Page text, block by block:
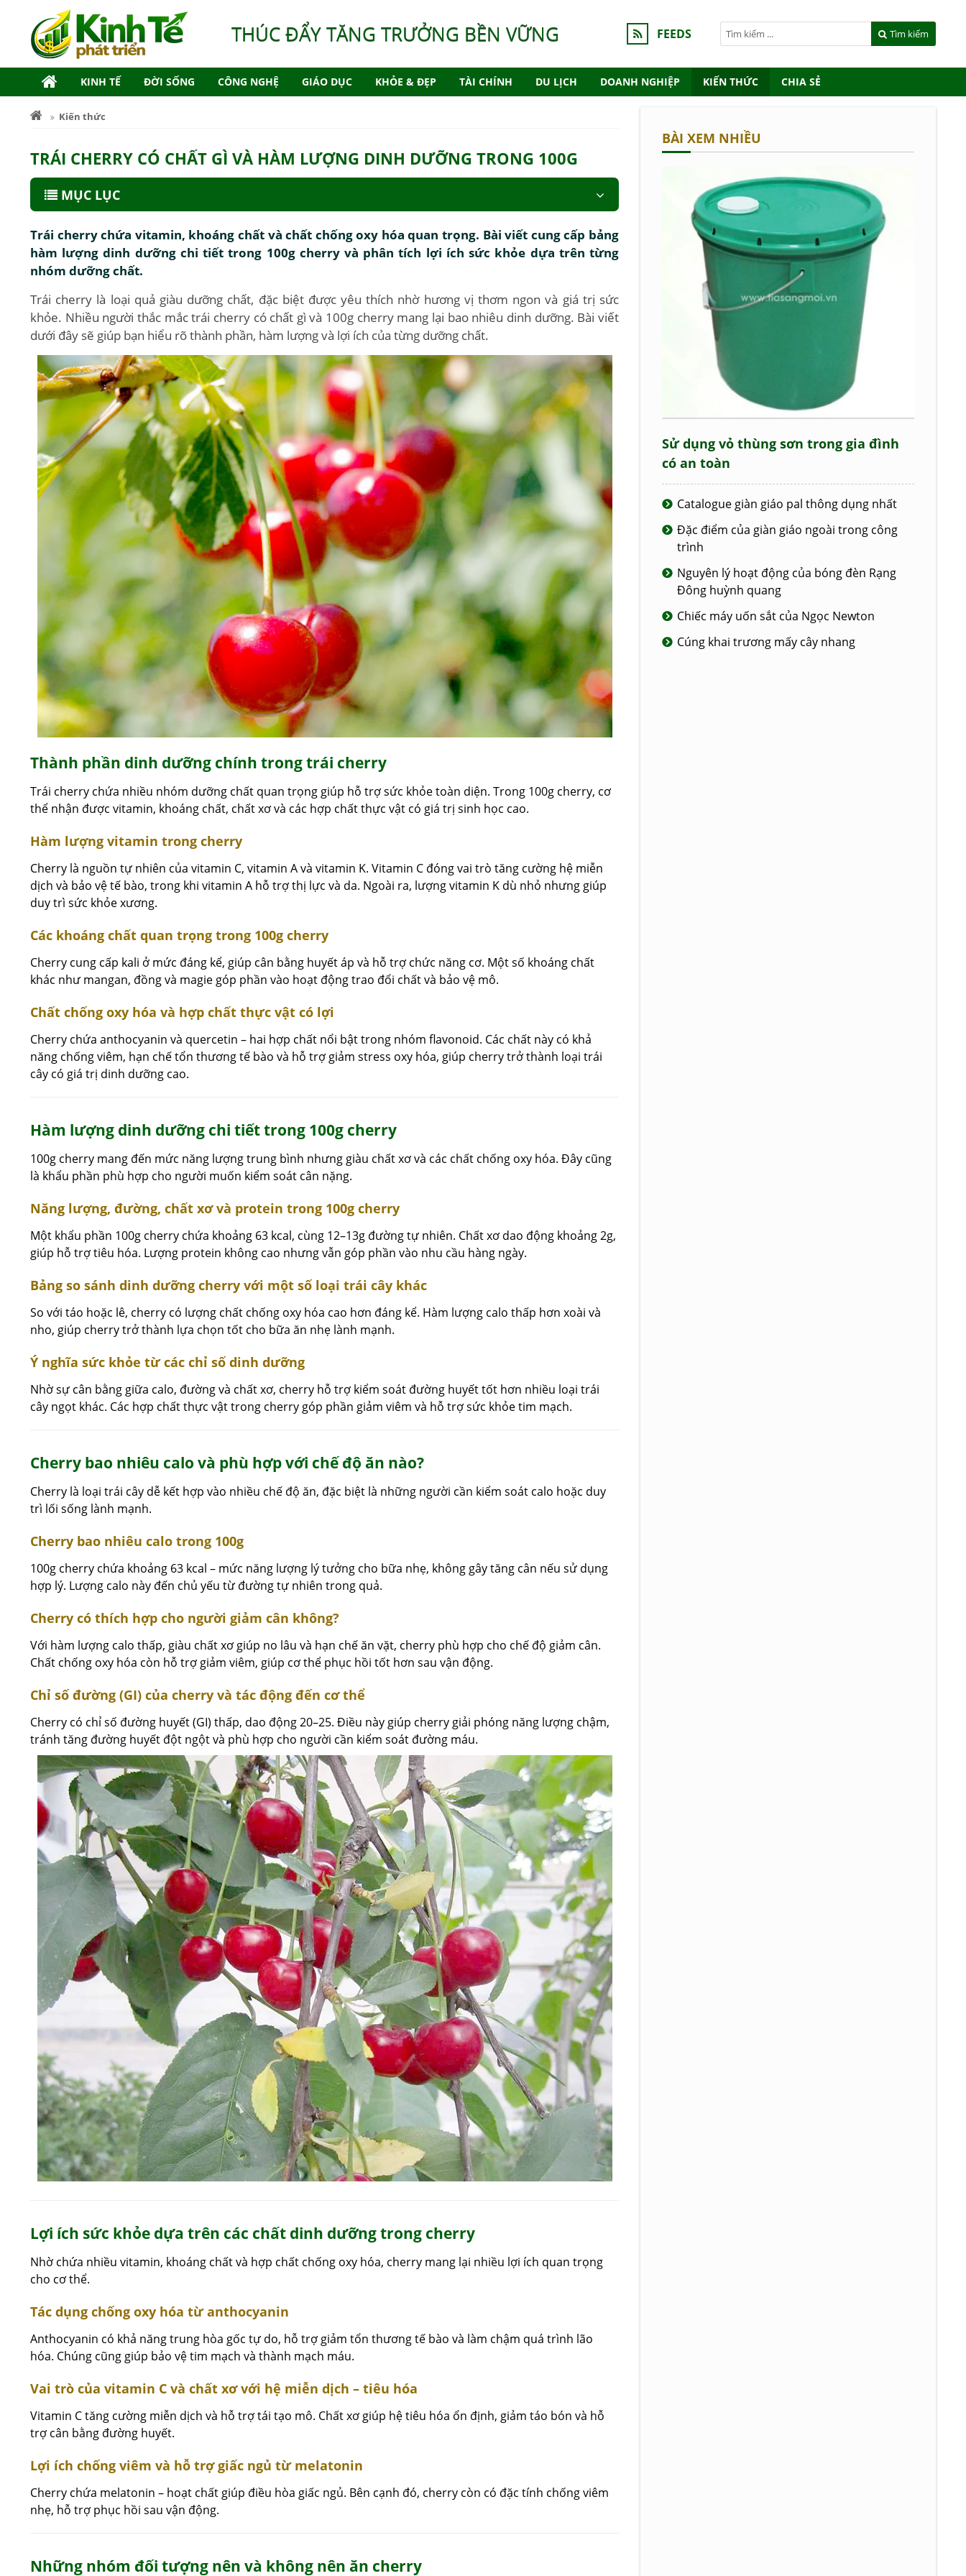
THÚC ĐẨY TĂNG TRƯỞNG BỀN VỮNG FEEDS Tìm kiếm
KINH TẾ ĐỜI SỐNG CÔNG NGHỆ GIÁO DỤC KHỎE & ĐẸP TÀI CHÍNH DU LỊCH DOANH NGHIỆP KIẾN THỨC CHIA SẺ
Kiến thức
TRÁI CHERRY CÓ CHẤT GÌ VÀ HÀM LƯỢNG DINH DƯỠNG TRONG 100G
MỤC LỤC
Trái cherry chứa vitamin, khoáng chất và chất chống oxy hóa quan trọng. Bài viết cung cấp bảng
hàm lượng dinh dưỡng chi tiết trong 100g cherry và phân tích lợi ích sức khỏe dựa trên từng
nhóm dưỡng chất.
Trái cherry là loại quả giàu dưỡng chất, đặc biệt được yêu thích nhờ hương vị thơm ngon và giá trị sức
khỏe. Nhiều người thắc mắc trái cherry có chất gì và 100g cherry mang lại bao nhiêu dinh dưỡng. Bài viết
dưới đây sẽ giúp bạn hiểu rõ thành phần, hàm lượng và lợi ích của từng dưỡng chất.
Thành phần dinh dưỡng chính trong trái cherry
Trái cherry chứa nhiều nhóm dưỡng chất quan trọng giúp hỗ trợ sức khỏe toàn diện. Trong 100g cherry, cơ
thể nhận được vitamin, khoáng chất, chất xơ và các hợp chất thực vật có giá trị sinh học cao.
Hàm lượng vitamin trong cherry
Cherry là nguồn tự nhiên của vitamin C, vitamin A và vitamin K. Vitamin C đóng vai trò tăng cường hệ miễn
dịch và bảo vệ tế bào, trong khi vitamin A hỗ trợ thị lực và da. Ngoài ra, lượng vitamin K dù nhỏ nhưng giúp
duy trì sức khỏe xương.
Các khoáng chất quan trọng trong 100g cherry
Cherry cung cấp kali ở mức đáng kể, giúp cân bằng huyết áp và hỗ trợ chức năng cơ. Một số khoáng chất
khác như mangan, đồng và magie góp phần vào hoạt động trao đổi chất và bảo vệ mô.
Chất chống oxy hóa và hợp chất thực vật có lợi
Cherry chứa anthocyanin và quercetin – hai hợp chất nổi bật trong nhóm flavonoid. Các chất này có khả
năng chống viêm, hạn chế tổn thương tế bào và hỗ trợ giảm stress oxy hóa, giúp cherry trở thành loại trái
cây có giá trị dinh dưỡng cao.
Hàm lượng dinh dưỡng chi tiết trong 100g cherry
100g cherry mang đến mức năng lượng trung bình nhưng giàu chất xơ và các chất chống oxy hóa. Đây cũng
là khẩu phần phù hợp cho người muốn kiểm soát cân nặng.
Năng lượng, đường, chất xơ và protein trong 100g cherry
Một khẩu phần 100g cherry chứa khoảng 63 kcal, cùng 12–13g đường tự nhiên. Chất xơ dao động khoảng 2g,
giúp hỗ trợ tiêu hóa. Lượng protein không cao nhưng vẫn góp phần vào nhu cầu hàng ngày.
Bảng so sánh dinh dưỡng cherry với một số loại trái cây khác
So với táo hoặc lê, cherry có lượng chất chống oxy hóa cao hơn đáng kể. Hàm lượng calo thấp hơn xoài và
nho, giúp cherry trở thành lựa chọn tốt cho bữa ăn nhẹ lành mạnh.
Ý nghĩa sức khỏe từ các chỉ số dinh dưỡng
Nhờ sự cân bằng giữa calo, đường và chất xơ, cherry hỗ trợ kiểm soát đường huyết tốt hơn nhiều loại trái
cây ngọt khác. Các hợp chất thực vật trong cherry góp phần giảm viêm và hỗ trợ sức khỏe tim mạch.
Cherry bao nhiêu calo và phù hợp với chế độ ăn nào?
Cherry là loại trái cây dễ kết hợp vào nhiều chế độ ăn, đặc biệt là những người cần kiểm soát calo hoặc duy
trì lối sống lành mạnh.
Cherry bao nhiêu calo trong 100g
100g cherry chứa khoảng 63 kcal – mức năng lượng lý tưởng cho bữa nhẹ, không gây tăng cân nếu sử dụng
hợp lý. Lượng calo này đến chủ yếu từ đường tự nhiên trong quả.
Cherry có thích hợp cho người giảm cân không?
Với hàm lượng calo thấp, giàu chất xơ giúp no lâu và hạn chế ăn vặt, cherry phù hợp cho chế độ giảm cân.
Chất chống oxy hóa còn hỗ trợ giảm viêm, giúp cơ thể phục hồi tốt hơn sau vận động.
Chỉ số đường (GI) của cherry và tác động đến cơ thể
Cherry có chỉ số đường huyết (GI) thấp, dao động 20–25. Điều này giúp cherry giải phóng năng lượng chậm,
tránh tăng đường huyết đột ngột và phù hợp cho người cần kiểm soát đường máu.
Lợi ích sức khỏe dựa trên các chất dinh dưỡng trong cherry
Nhờ chứa nhiều vitamin, khoáng chất và hợp chất chống oxy hóa, cherry mang lại nhiều lợi ích quan trọng
cho cơ thể.
Tác dụng chống oxy hóa từ anthocyanin
Anthocyanin có khả năng trung hòa gốc tự do, hỗ trợ giảm tổn thương tế bào và làm chậm quá trình lão
hóa. Chúng cũng giúp bảo vệ tim mạch và thành mạch máu.
Vai trò của vitamin C và chất xơ với hệ miễn dịch – tiêu hóa
Vitamin C tăng cường miễn dịch và hỗ trợ tái tạo mô. Chất xơ giúp hệ tiêu hóa ổn định, giảm táo bón và hỗ
trợ cân bằng đường huyết.
Lợi ích chống viêm và hỗ trợ giấc ngủ từ melatonin
Cherry chứa melatonin – hoạt chất giúp điều hòa giấc ngủ. Bên cạnh đó, cherry còn có đặc tính chống viêm
nhẹ, hỗ trợ phục hồi sau vận động.
Những nhóm đối tượng nên và không nên ăn cherry
BÀI XEM NHIỀU
Sử dụng vỏ thùng sơn trong gia đình
có an toàn
Catalogue giàn giáo pal thông dụng nhất
Đặc điểm của giàn giáo ngoài trong công
trình
Nguyên lý hoạt động của bóng đèn Rạng
Đông huỳnh quang
Chiếc máy uốn sắt của Ngọc Newton
Cúng khai trương mấy cây nhang